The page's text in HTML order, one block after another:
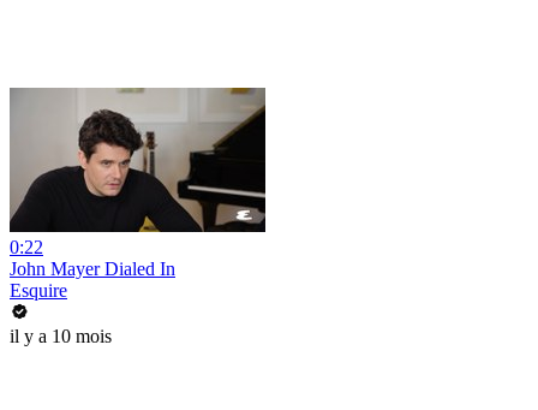
0:22
John Mayer Dialed In
Esquire
il y a 10 mois